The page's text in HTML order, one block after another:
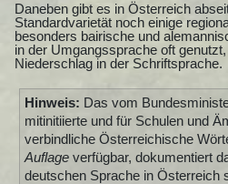
Daneben gibt es in Österreich
Standardvarietät noch einige
besonders bairische und
in der Umgangssprache oft
Niederschlag in der Schriftsprache.
Hinweis: Das vom
mitinitiierte und für Schulen und
verbindliche Österreichische
Auflageverfügbar, dokumentiert
deutschen Sprache in Österreich